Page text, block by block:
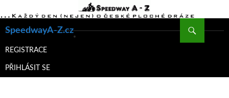
SpeedwayA-Z.cz
K
WEBU
REGISTRACE
PŘIHLÁSIT SE